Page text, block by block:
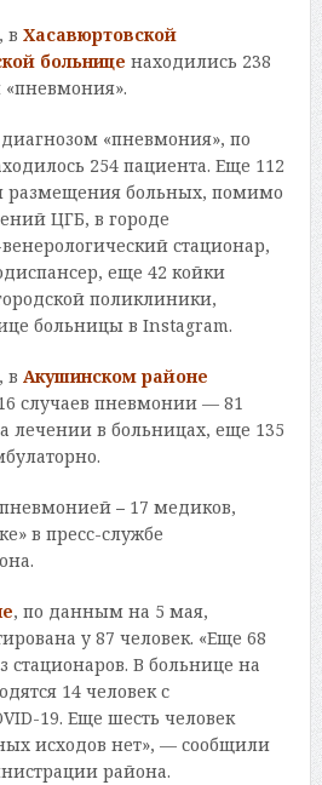
в Хасавюртовской
больнице находились 238
«пневмония».
«пневмония», по
254 пациента. Еще 112
больных, помимо
ЦГБ, в городе
стационар,
еще 42 койки
поликлиники,
больницы в Instagram.
в Акушинском районе
случаев пневмонии — 81
лечении в больницах, еще 135
–17 медиков,
в пресс-службе
, по данным на 5 мая,
у 87 человек. «Еще 68
стационаров. В больнице на
14 человек с
19. Еще шесть человек
исходов нет», — сообщили
района.